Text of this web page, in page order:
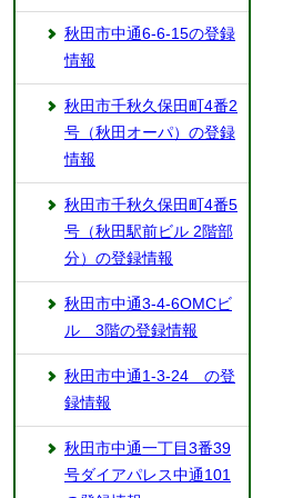
秋田市中通6-6-15の登録
情報
秋田市千秋久保田町4番2
号（秋田オーパ）の登録
情報
秋田市千秋久保田町4番5
号（秋田駅前ビル 2階部
分）の登録情報
秋田市中通3-4-6OMCビ
ル 3階の登録情報
秋田市中通1-3-24 の登
録情報
秋田市中通一丁目3番39
号ダイアパレス中通101